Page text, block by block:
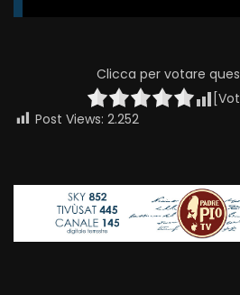
Clicca per votare
Post Views: 2.252